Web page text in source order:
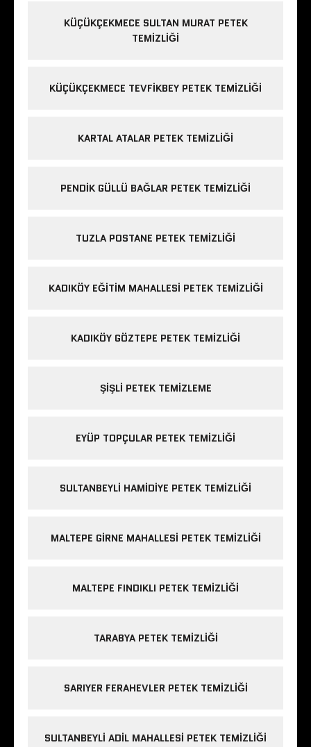
KÜÇÜKÇEKMECE SULTAN MURAT PETEK
TEMIZLIĞI
KÜÇÜKÇEKMECE TEVFIKBEY PETEK TEMIZLIĞI
KARTAL ATALAR PETEK TEMIZLIĞI
PENDIK GÜLLÜ BAĞLAR PETEK TEMIZLIĞI
TUZLA POSTANE PETEK TEMIZLIĞI
KADIKÖY EĞITIM MAHALLESI PETEK TEMIZLIĞI
KADIKÖY GÖZTEPE PETEK TEMIZLIĞI
ŞIŞLI PETEK TEMIZLEME
EYÜP TOPÇULAR PETEK TEMIZLIĞI
SULTANBEYLI HAMIDIYE PETEK TEMIZLIĞI
MALTEPE GIRNE MAHALLESI PETEK TEMIZLIĞI
MALTEPE FINDIKLI PETEK TEMIZLIĞI
TARABYA PETEK TEMIZLIĞI
SARIYER FERAHEVLER PETEK TEMIZLIĞI
SULTANBEYLI ADIL MAHALLESI PETEK TEMIZLIĞI